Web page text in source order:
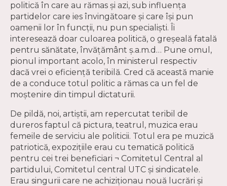
politică în care au rămas şi azi, sub influenţa
partidelor care ies învingătoare şi care îşi pun
oamenii lor în funcţii, nu pun specialişti. Îi
interesează doar culoarea politică, o greşeală fatală
pentru sănătate, învăţământ ş.a.m.d… Pune omul,
pionul important acolo, în ministerul respectiv
dacă vrei o eficienţă teribilă. Cred că această manie
de a conduce totul politic a rămas ca un fel de
moştenire din timpul dictaturii.
De pildă, noi, artiştii, am repercutat teribil de
dureros faptul că pictura, teatrul, muzica erau
femeile de serviciu ale politicii. Totul era pe muzică
patriotică, expoziţiile erau cu tematică politică
pentru cei trei beneficiari ¬ Comitetul Central al
partidului, Comitetul central UTC şi sindicatele.
Erau singurii care ne achiziţionau nouă lucrări şi